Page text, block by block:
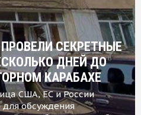
СЕКРЕТНЫЕ
ДНЕЙ ДО
КАРАБАХЕ
США, ЕС и России
для обсуждения